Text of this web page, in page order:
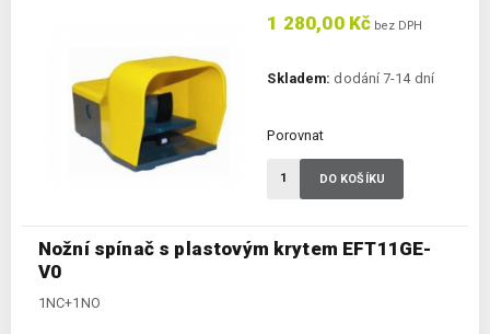
Nožní spínač s plastovým krytem EFT11GE-
V0
1NC+1NO
1 280,00 Kč bez DPH
Skladem: dodání 7-14 dní
Porovnat
DO KOŠÍKU